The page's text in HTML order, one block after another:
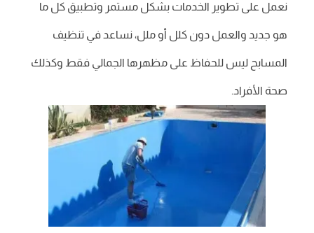
نعمل على تطوير الخدمات بشكل مستمر وتطبيق كل ما
هو جديد والعمل دون كلل أو ملل، نساعد في تنظيف
المسابح ليس للحفاظ على مظهرها الجمالي فقط وكذلك
صحة الأفراد.